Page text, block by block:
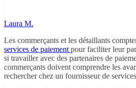
Laura M.
Les commerçants et les détaillants
services de paiement pour faciliter leur
si travailler avec des partenaires de
commerçants doivent comprendre les
rechercher chez un fournisseur de